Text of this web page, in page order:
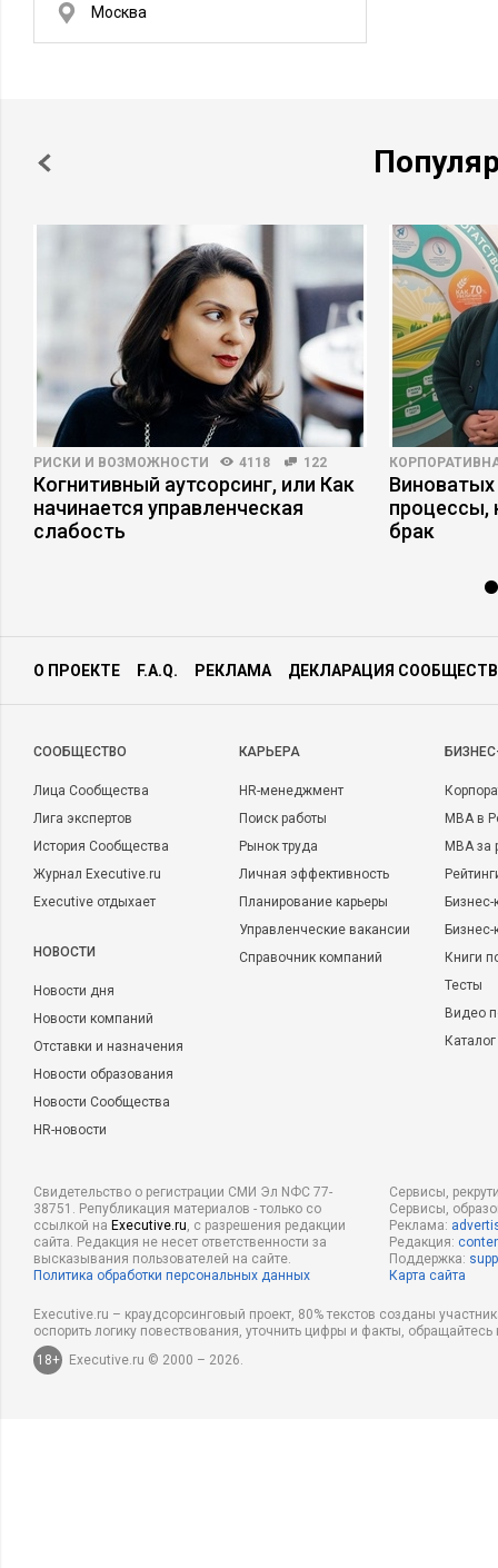
Москва
РИСКИ И ВОЗМОЖНОСТИ 4118 122
Когнитивный аутсорсинг, или Как
начинается управленческая
слабость
брак
О ПРОЕКТЕ F.A.Q. РЕКЛАМА ДЕКЛАРАЦИЯ
CООБЩЕСТВО
Лица Сообщества
Лига экспертов
История Сообщества
Журнал Executive.ru
Executive отдыхает
НОВОСТИ
Новости дня
Новости компаний
Отставки и назначения
Новости образования
Новости Сообщества
HR-новости
КАРЬЕРА
HR-менеджмент
Поиск работы
Рынок труда
Личная эффективность
Планирование карьеры
Управленческие вакансии
Справочник компаний
MBA в
MBA
Бизнес-
Книги
Тесты
Видео
Свидетельство о регистрации СМИ Эл NФС 77-
38751. Републикация материалов - только со
ссылкой на Executive.ru, с разрешения редакции
сайта. Редакция не несет ответственности за
высказывания пользователей на сайте.
Политика обработки персональных данных
Сервисы,
Сервисы,
Реклама:
Редакция:
Поддержка:
Карта сайта
Executive.ru – краудсорсинговый проект, 80% текстов созданы
оспорить логику повествования, уточнить цифры и факты,
18+
Executive.ru © 2000 – 2026.